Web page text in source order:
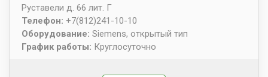
Руставели д. 66 лит. Г
Телефон: +7(812)241-10-10
Оборудование: Siemens, открытый тип
График работы: Круглосуточно